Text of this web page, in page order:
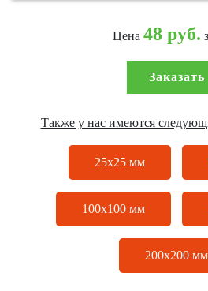
Цена 48 руб.
Заказать
Также у нас имеются
25х25 мм
100х100 мм
200х200 мм